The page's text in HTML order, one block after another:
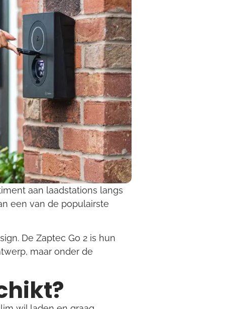
aan laadstations langs
een van de populairste
De Zaptec Go 2 is hun
maar onder de